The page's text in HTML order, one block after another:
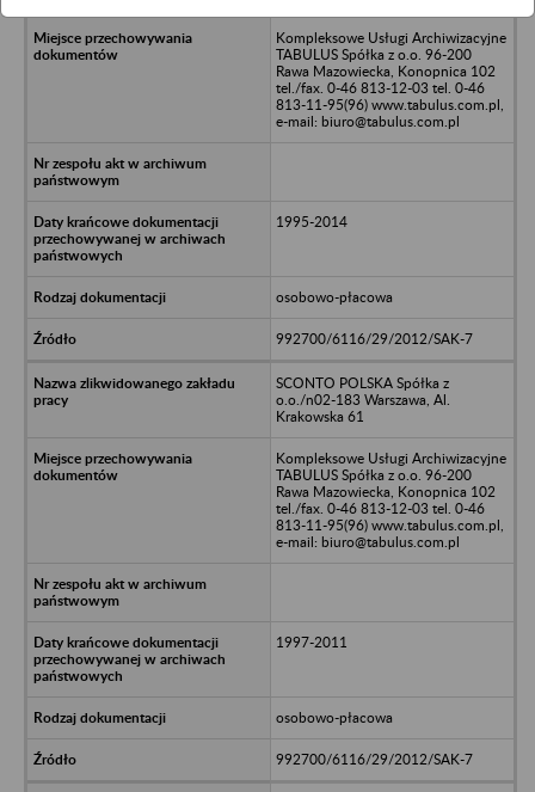
Kompleksowe Usługi Archiwizacyjne
TABULUS Spółka z o.o. 96-200
Rawa Mazowiecka, Konopnica 102
tel./fax. 0-46 813-12-03 tel. 0-46
813-11-95(96) www.tabulus.com.pl,
e-mail: biuro@tabulus.com.pl
1995-2014
osobowo-płacowa
992700/6116/29/2012/SAK-7
SCONTO POLSKA Spółka z
o.o./n02-183 Warszawa, Al.
Krakowska 61
Kompleksowe Usługi Archiwizacyjne
TABULUS Spółka z o.o. 96-200
Rawa Mazowiecka, Konopnica 102
tel./fax. 0-46 813-12-03 tel. 0-46
813-11-95(96) www.tabulus.com.pl,
e-mail: biuro@tabulus.com.pl
1997-2011
osobowo-płacowa
992700/6116/29/2012/SAK-7